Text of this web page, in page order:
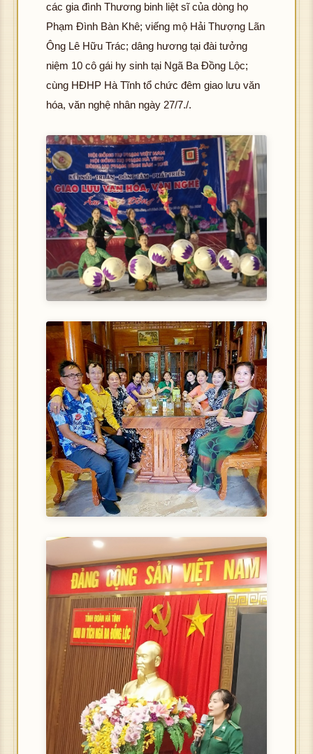
các gia đình Thương binh liệt sĩ của dòng họ
Phạm Đình Bàn Khê; viếng mộ Hải Thượng Lãn
Ông Lê Hữu Trác; dâng hương tại đài tưởng
niệm 10 cô gái hy sinh tại Ngã Ba Đồng Lộc;
cùng HĐHP Hà Tĩnh tổ chức đêm giao lưu văn
hóa, văn nghệ nhân ngày 27/7./.